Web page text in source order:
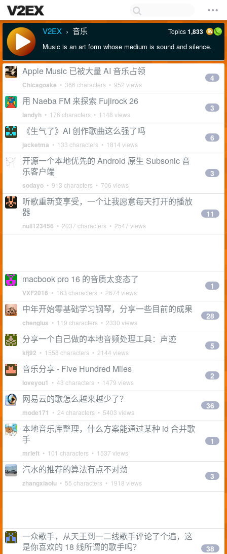
V2EX › 音乐 Topics1,833
Music is an art form whose medium is sound and silence.
Apple Music 已被大量 AI 音乐占领
Chicagoake • 366 characters • 952 views
4
用 Naeba FM 来探索 Fujirock 26
iandyh • 176 characters • 1148 views
3
《生气了》AI 创作歌曲这么强了吗
jacketma • 133 characters • 1814 views
6
开源一个本地优先的 Android 原生 Subsonic 音
乐客户端
sodayo • 913 characters • 706 views
3
听歌重新变享受，一个让我愿意每天打开的播放
器
null123456 • 2037 characters • 2547 views
11
macbook pro 16 的音质太变态了
VXF2016 • 163 characters • 2674 views
1
中年开始零基础学习钢琴，分享一些目前的成果
chenglus • 119 characters • 2330 views
28
分享一个自己做的本地音频处理工具：声迹
kfj92 • 1558 characters • 2144 views
5
音乐分享 - Five Hundred Miles
loveyou1 • 43 characters • 1479 views
2
网易云的歌怎么越来越少了？
mode171 • 24 characters • 5403 views
36
本地音乐库整理，什么方案能通过某种 id 合并歌
手
mrleft • 101 characters • 1537 views
1
汽水的推荐的算法有点不对劲
zhangxiaolu • 55 characters • 1918 views
3
一众歌手，从天王到一二线歌手评论了个遍，这
是你喜欢的 18 线所谓的歌手吗？
38